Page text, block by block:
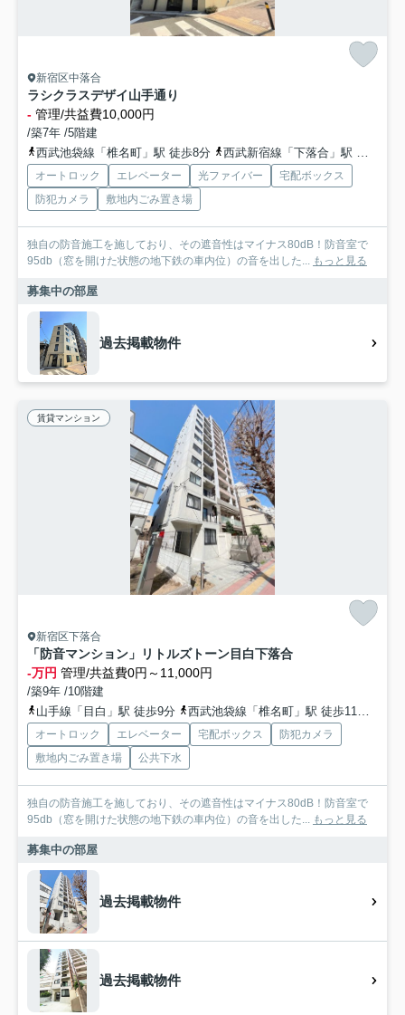
新宿区中落合
ラシクラスデザイ山手通り
- 管理/共益費10,000円
/築7年 /5階建
西武池袋線「椎名町」駅 徒歩8分
西武新宿線「下落合」駅 徒歩12分
オートロック エレベーター 光ファイバー
宅配ボックス
防犯カメラ
敷地内ごみ置き場
独自の防音施工を施しており、その遮音性はマイナス80dB！防音室で
95db（窓を開けた状態の地下鉄の車内位）の音を出した... もっと見る
募集中の部屋
過去掲載物件
賃貸マンション
新宿区下落合
「防音マンション」リトルズトーン目白下落合
-万円 管理/共益費0円～11,000円
/築9年 /10階建
山手線「目白」駅 徒歩9分
西武池袋線「椎名町」駅 徒歩11分
オートロック エレベーター 宅配ボックス
防犯カメラ
敷地内ごみ置き場
公共下水
独自の防音施工を施しており、その遮音性はマイナス80dB！防音室で
95db（窓を開けた状態の地下鉄の車内位）の音を出した... もっと見る
募集中の部屋
過去掲載物件
過去掲載物件